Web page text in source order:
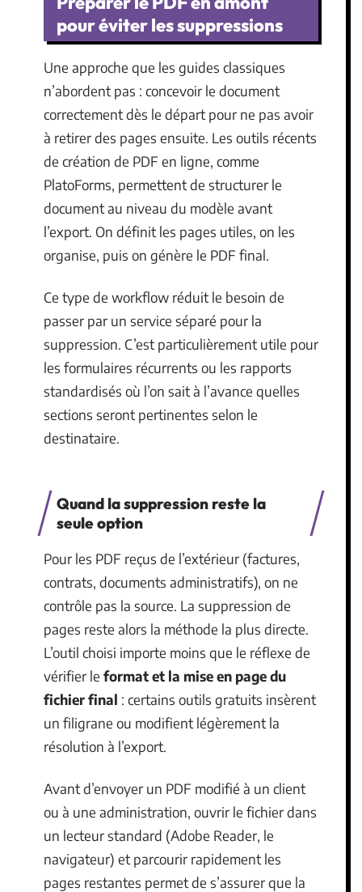
pour éviter les suppressions
Une approche que les guides classiques
n’abordent pas : concevoir le document
correctement dès le départ pour ne pas avoir
à retirer des pages ensuite. Les outils récents
de création de PDF en ligne, comme
PlatoForms, permettent de structurer le
document au niveau du modèle avant
l’export. On définit les pages utiles, on les
organise, puis on génère le PDF final.
Ce type de workflow réduit le besoin de
passer par un service séparé pour la
suppression. C’est particulièrement utile pour
les formulaires récurrents ou les rapports
standardisés où l’on sait à l’avance quelles
sections seront pertinentes selon le
destinataire.
Quand la suppression reste la
seule option
Pour les PDF reçus de l’extérieur (factures,
contrats, documents administratifs), on ne
contrôle pas la source. La suppression de
pages reste alors la méthode la plus directe.
L’outil choisi importe moins que le réflexe de
vérifier le format et la mise en page du
fichier final : certains outils gratuits insèrent
un filigrane ou modifient légèrement la
résolution à l’export.
Avant d’envoyer un PDF modifié à un client
ou à une administration, ouvrir le fichier dans
un lecteur standard (Adobe Reader, le
navigateur) et parcourir rapidement les
pages restantes permet de s’assurer que la